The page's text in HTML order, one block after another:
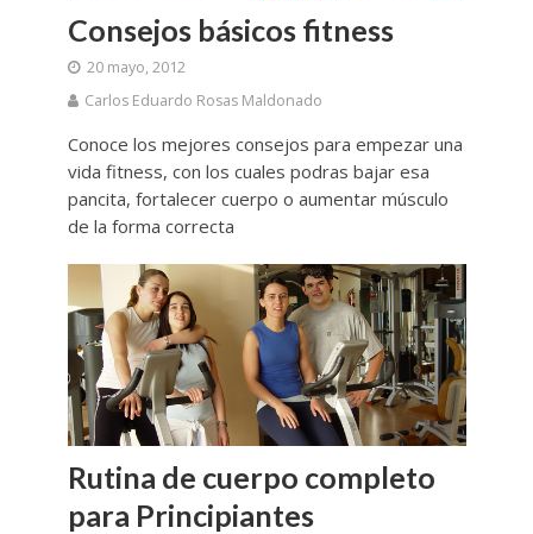
Consejos básicos fitness
20 mayo, 2012
Carlos Eduardo Rosas Maldonado
Conoce los mejores consejos para empezar una
vida fitness, con los cuales podras bajar esa
pancita, fortalecer cuerpo o aumentar músculo
de la forma correcta
Rutina de cuerpo completo
para Principiantes